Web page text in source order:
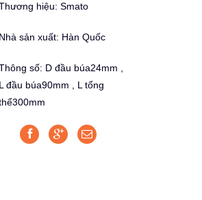
hiệu: Smato
Nhà sản xuất: Hàn Quốc
số: D đầu búa24mm ,
L đầu búa90mm , L tổng